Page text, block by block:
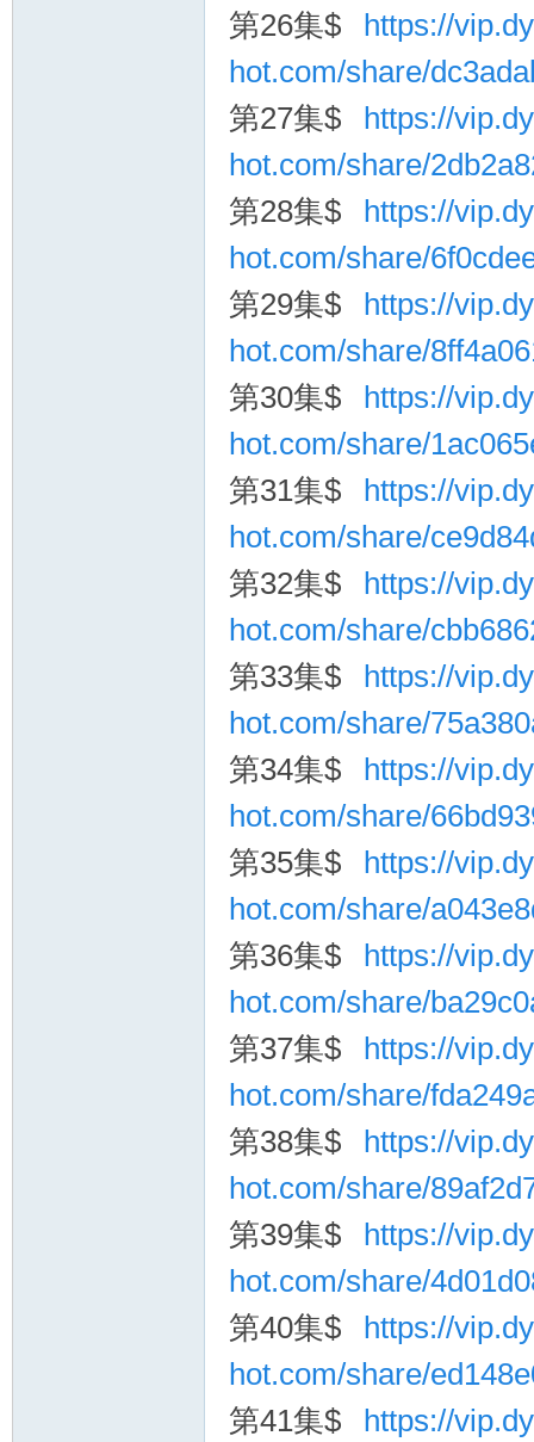
第26集$
https://
hot.com/share/
第27集$
https://
hot.com/share/
第28集$
https://
hot.com/share/
第29集$
https://
hot.com/share/
第30集$
https://
hot.com/share/
第31集$
https://
hot.com/share/
第32集$
https://
hot.com/share/
第33集$
https://
hot.com/share/
第34集$
https://
hot.com/share/
第35集$
https://
hot.com/share/
第36集$
https://
hot.com/share/
第37集$
https://
hot.com/share/
第38集$
https://
hot.com/share/
第39集$
https://
hot.com/share/
第40集$
https://
hot.com/share/
第41集$
https://